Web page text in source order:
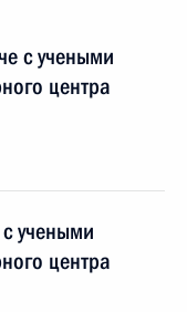
с учеными
центра
с учеными
центра